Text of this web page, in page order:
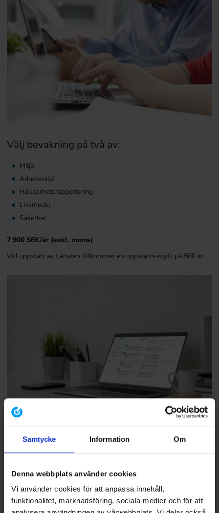
Samtycke Information Om
Denna webbplats använder cookies
Vi använder cookies för att anpassa innehåll,
funktionalitet, marknadsföring, sociala medier och för att
Välj bevakning på två av:
Miljö
Arbetsmiljö
Hållbarhetsrapportering
Livsmedel
Säkerhet
7 900 SEK/år (exkl. moms)
Vid uppstart av tjänsten tillkommer en uppstartsavgift på 500 kr.
Bevakning på tre av:
Miljö
Hållbarhetsrapportering
Livsmedel
Säkerhet